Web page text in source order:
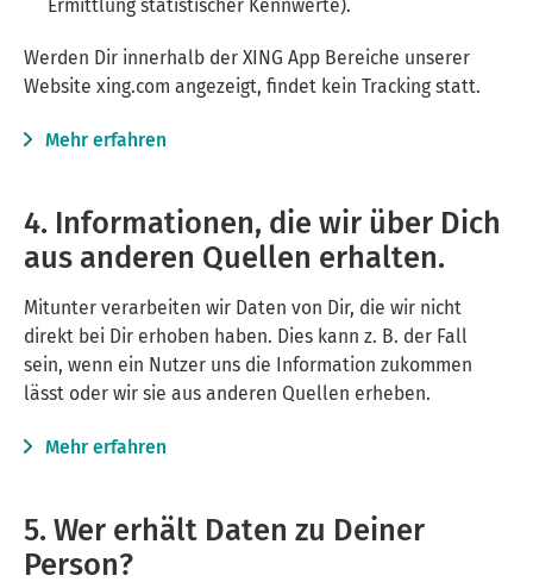
Werden Dir innerhalb der XING App Bereiche unserer
Website xing.com angezeigt, findet kein Tracking statt.
Mehr erfahren
4. Informationen, die wir über Dich
aus anderen Quellen erhalten.
Mitunter verarbeiten wir Daten von Dir, die wir nicht
direkt bei Dir erhoben haben. Dies kann z. B. der Fall
sein, wenn ein Nutzer uns die Information zukommen
lässt oder wir sie aus anderen Quellen erheben.
Mehr erfahren
5. Wer erhält Daten zu Deiner
Person?